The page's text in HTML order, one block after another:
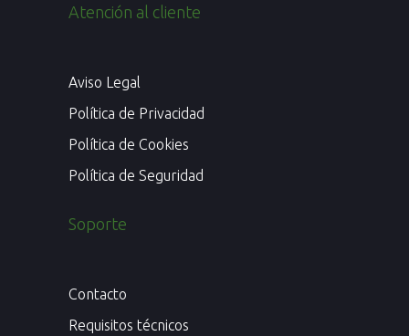
Atención al cliente
Aviso Legal
Política de Privacidad
Política de Cookies
Política de Seguridad
Soporte
Contacto
Requisitos técnicos